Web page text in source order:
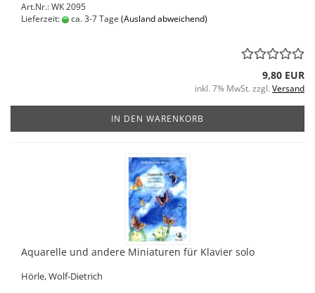
Art.Nr.: WK 2095
Lieferzeit:
ca. 3-7 Tage (Ausland abweichend)
9,80 EUR
inkl. 7% MwSt. zzgl. Versand
IN DEN WARENKORB
Aquarelle und andere Miniaturen für Klavier solo
Hörle, Wolf-Dietrich